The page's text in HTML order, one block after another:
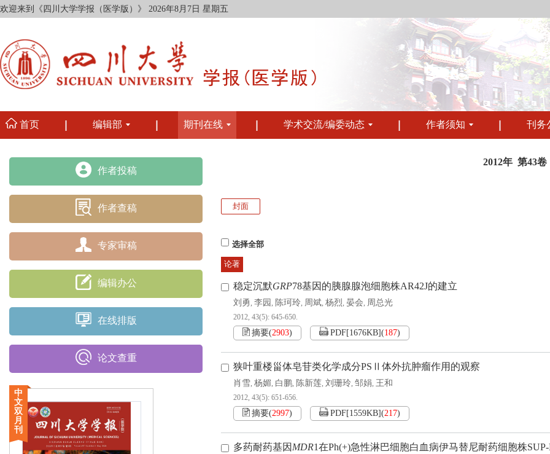
欢迎来到《四川大学学报（医学版）》 2026年8月7日 星期五
首页 编辑部 期刊在线 学术交流/编委动态 作者须知 刊务
作者投稿
作者查稿
专家审稿
编辑办公
在线排版
论文查重
中
文
双
月
刊
2012年 第43
封面
选择全部
论著
稳定沉默GRP78基因的胰腺腺泡细胞株AR42J的建立
刘勇, 李园 , 陈珂玲, 周斌, 杨烈, 晏会, 周总光
2012, 43(5): 645-650.
摘要(2903) PDF[1676KB](187)
狭叶重楼甾体皂苷类化学成分PSⅡ体外抗肿瘤作用的观察
肖雪, 杨媚, 白鹏, 陈新莲, 刘珊玲, 邹娟, 王和
2012, 43(5): 651-656.
摘要(2997) PDF[1559KB](217)
多药耐药基因MDR1在Ph(+)急性淋巴细胞白血病伊马替尼耐药细胞株